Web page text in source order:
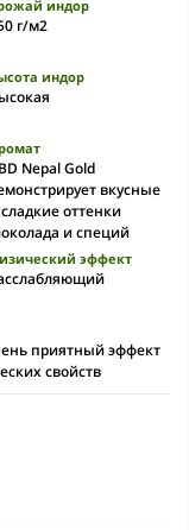
индор
г/м2
индор
Nepal Gold
вкусные
оттенки
и специй
эффект
приятный эффект
свойств